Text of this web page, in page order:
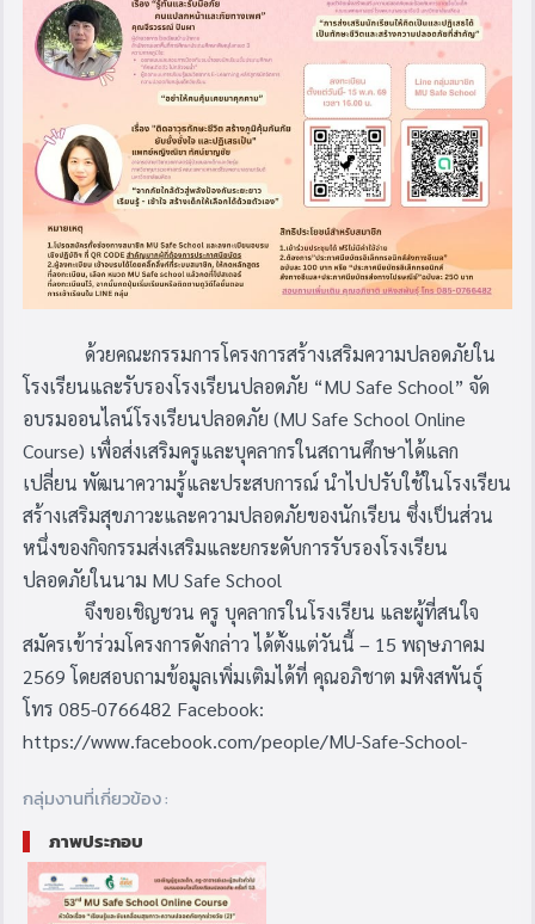
ด้วยคณะกรรมการโครงการสร้างเสริมความปลอดภัยใน
โรงเรียนและรับรองโรงเรียนปลอดภัย “MU Safe School” จัด
อบรมออนไลน์โรงเรียนปลอดภัย (MU Safe School Online
Course) เพื่อส่งเสริมครูและบุคลากรในสถานศึกษาได้แลก
เปลี่ยน พัฒนาความรู้และประสบการณ์ นำไปปรับใช้ในโรงเรียน
สร้างเสริมสุขภาวะและความปลอดภัยของนักเรียน ซึ่งเป็นส่วน
หนึ่งของกิจกรรมส่งเสริมและยกระดับการรับรองโรงเรียน
ปลอดภัยในนาม MU Safe School
จึงขอเชิญชวน ครู บุคลากรในโรงเรียน และผู้ที่สนใจ
สมัครเข้าร่วมโครงการดังกล่าว ได้ตั้งแต่วันนี้ – 15 พฤษภาคม
2569 โดยสอบถามข้อมูลเพิ่มเติมได้ที่ คุณอภิชาต มหิงสพันธุ์
โทร 085-0766482 Facebook:
https://www.facebook.com/people/MU-Safe-School-
กลุ่มงานที่เกี่ยวข้อง :
ภาพประกอบ